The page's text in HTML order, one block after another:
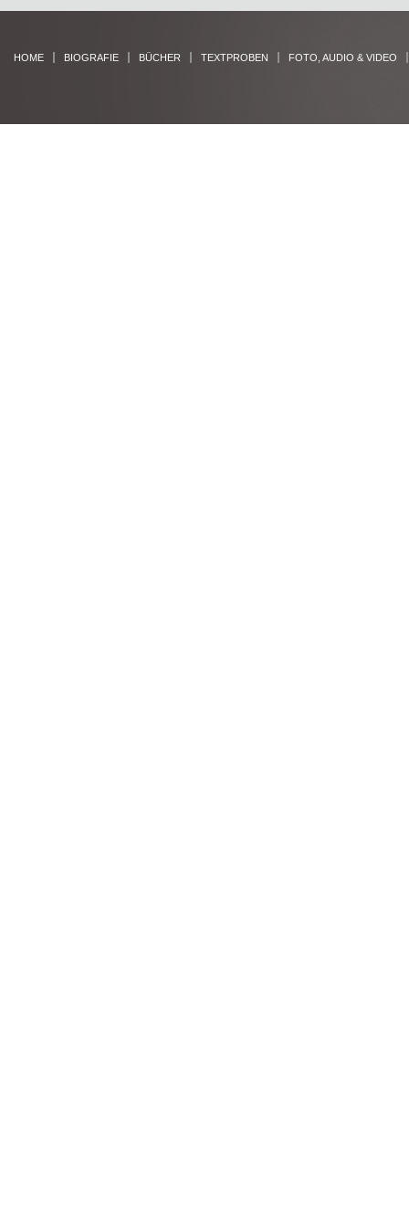
HOME BIOGRAFIE BÜCHER TEXTPROBEN FOTO, AUDIO & VIDEO